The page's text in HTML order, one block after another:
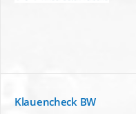
Klauencheck BW